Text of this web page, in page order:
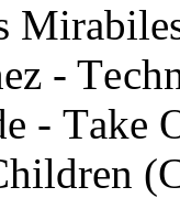
-
- Tаkе